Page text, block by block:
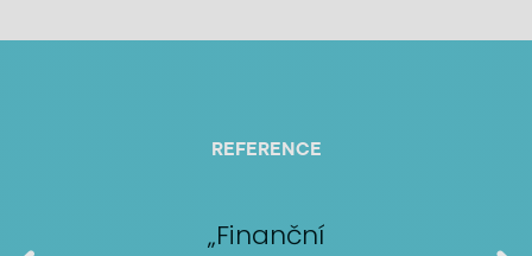
REFERENCE
„Finanční